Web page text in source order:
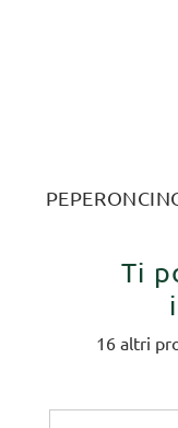
Ti
16 altri